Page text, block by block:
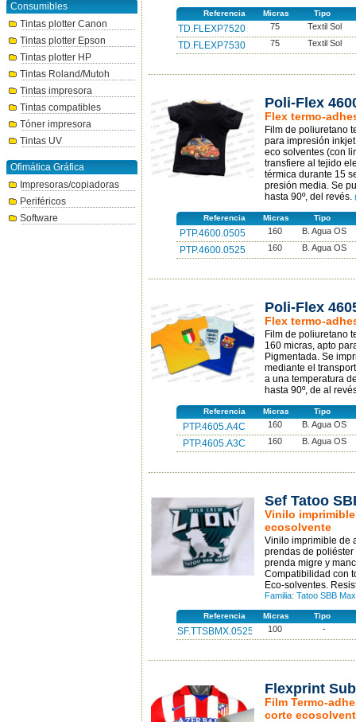
Consumibles
Tintas plotter Canon
Tintas plotter Epson
Tintas plotter HP
Tintas Roland/Mutoh
Tintas impresora
Tintas compatibles
Tóner impresora
Tintas UV
Ofimática Gráfica
Impresoras/copiadoras
Periféricos
Software
Referencia Micras Tipo
TD.FLEXP7520 75 Textil Sol
TD.FLEXP7530 75 Textil Sol
Poli-Flex
Flex termo-
Film de poliuretano
para impresión
eco solventes (con
transfiere al tejido
térmica durante 15
presión media. Se
hasta 90º, del revés.
Referencia Micras Tipo
PTP.4600.0505 160 B. Agua OS
PTP.4600.0525 160 B. Agua OS
Poli-Flex
Flex termo-
Film de poliuretano
160 micras, apto
Pigmentada. Se
mediante el
a una temperatura
hasta 90º, de al
Referencia Micras Tipo
PTP.4605.A4C 160 B. Agua OS
PTP.4605.A3C 160 B. Agua OS
Sef Tatoo
Vinilo
ecosolvente
Vinilo imprimible de
prendas de
prenda migre y
Compatibilidad con
Eco-solventes.
Familia: Tatoo SBB
Referencia Micras Tipo
SF.TTSBMX.0525 100 -
Flexprint
Film Termo-
corte